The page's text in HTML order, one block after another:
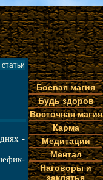
-
Боевая магия
Будь здоров
Восточная магия
Карма
Медитации
Ментал
Наговоры и
заклятья